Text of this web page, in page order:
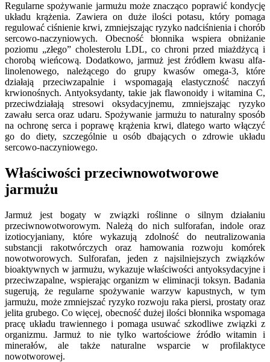
Regularne spożywanie jarmużu może znacząco poprawić kondycję
układu krążenia. Zawiera on duże ilości potasu, który pomaga
regulować ciśnienie krwi, zmniejszając ryzyko nadciśnienia i chorób
sercowo-naczyniowych. Obecność błonnika wspiera obniżanie
poziomu „złego” cholesterolu LDL, co chroni przed miażdżycą i
chorobą wieńcową. Dodatkowo, jarmuż jest źródłem kwasu alfa-
linolenowego, należącego do grupy kwasów omega-3, które
działają przeciwzapalnie i wspomagają elastyczność naczyń
krwionośnych. Antyoksydanty, takie jak flawonoidy i witamina C,
przeciwdziałają stresowi oksydacyjnemu, zmniejszając ryzyko
zawału serca oraz udaru. Spożywanie jarmużu to naturalny sposób
na ochronę serca i poprawę krążenia krwi, dlatego warto włączyć
go do diety, szczególnie u osób dbających o zdrowie układu
sercowo-naczyniowego.
Właściwości przeciwnowotworowe
jarmużu
Jarmuż jest bogaty w związki roślinne o silnym działaniu
przeciwnowotworowym. Należą do nich sulforafan, indole oraz
izotiocyjaniany, które wykazują zdolność do neutralizowania
substancji rakotwórczych oraz hamowania rozwoju komórek
nowotworowych. Sulforafan, jeden z najsilniejszych związków
bioaktywnych w jarmużu, wykazuje właściwości antyoksydacyjne i
przeciwzapalne, wspierając organizm w eliminacji toksyn. Badania
sugerują, że regularne spożywanie warzyw kapustnych, w tym
jarmużu, może zmniejszać ryzyko rozwoju raka piersi, prostaty oraz
jelita grubego. Co więcej, obecność dużej ilości błonnika wspomaga
pracę układu trawiennego i pomaga usuwać szkodliwe związki z
organizmu. Jarmuż to nie tylko wartościowe źródło witamin i
minerałów, ale także naturalne wsparcie w profilaktyce
nowotworowej.